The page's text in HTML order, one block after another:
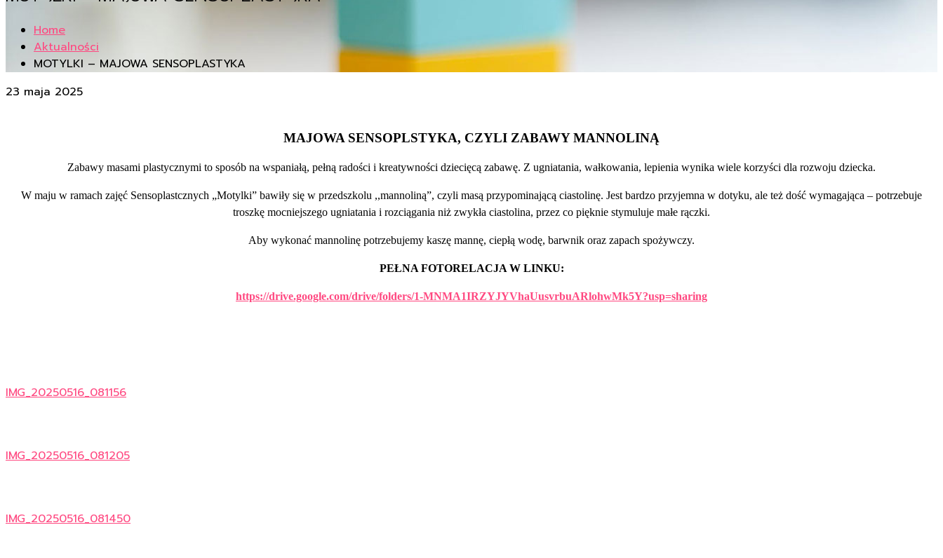
Home
Aktualności
MOTYLKI – MAJOWA SENSOPLASTYKA
23 maja 2025
MAJOWA SENSOPLSTYKA, CZYLI ZABAWY MANNOLINĄ
Zabawy masami plastycznymi to sposób na wspaniałą, pełną radości i kreatywności dziecięcą zabawę. Z ugniatania, wałkowania, lepienia wynika wiele korzyści dla rozwoju dziecka.
W maju w ramach zajęć Sensoplastcznych „Motylki” bawiły się w przedszkolu ,,mannoliną”, czyli masą przypominającą ciastolinę. Jest bardzo przyjemna w dotyku, ale też dość wymagająca – potrzebuje
troszkę mocniejszego ugniatania i rozciągania niż zwykła ciastolina, przez co pięknie stymuluje małe rączki.
Aby wykonać mannolinę potrzebujemy kaszę mannę, ciepłą wodę, barwnik oraz zapach spożywczy.
PEŁNA FOTORELACJA W LINKU:
https://drive.google.com/drive/folders/1-MNMA1IRZYJYVhaUusvrbuARlohwMk5Y?usp=sharing
IMG_20250516_081156
IMG_20250516_081205
IMG_20250516_081450